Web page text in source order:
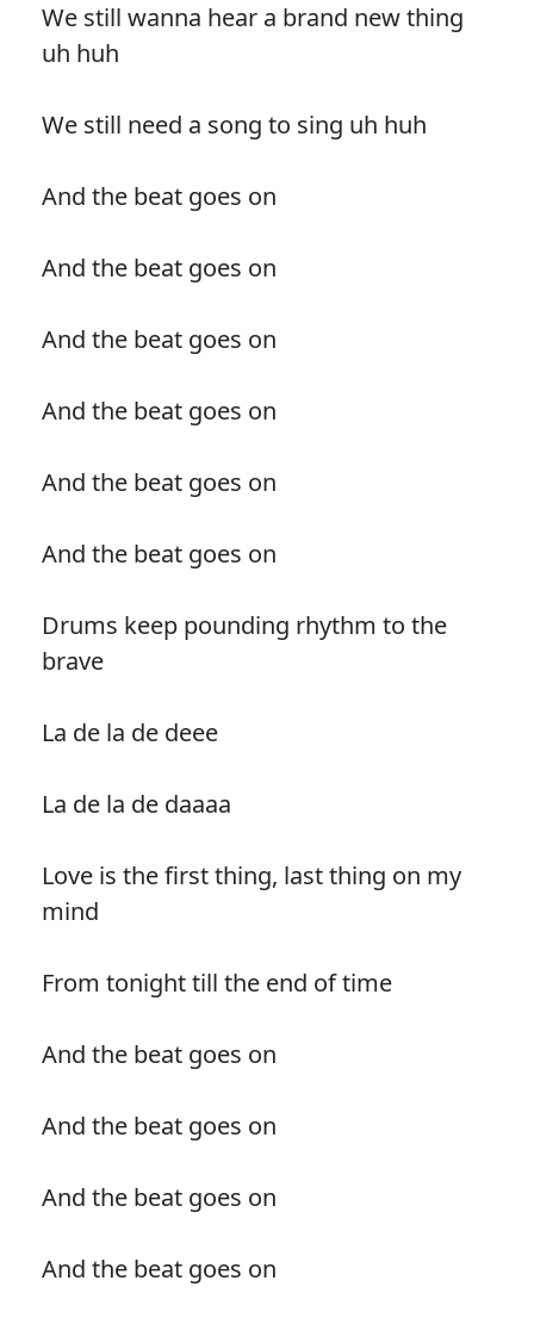
We still wanna hear a brand new thing
uh huh
We still need a song to sing uh huh
And the beat goes on
And the beat goes on
And the beat goes on
And the beat goes on
And the beat goes on
And the beat goes on
Drums keep pounding rhythm to the
brave
La de la de deee
La de la de daaaa
Love is the first thing, last thing on my
mind
From tonight till the end of time
And the beat goes on
And the beat goes on
And the beat goes on
And the beat goes on